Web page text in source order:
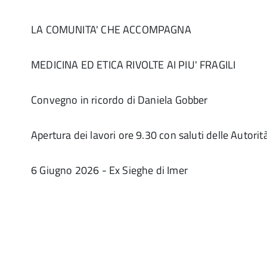
LA COMUNITA' CHE ACCOMPAGNA
MEDICINA ED ETICA RIVOLTE AI PIU' FRAGILI
Convegno in ricordo di Daniela Gobber
Apertura dei lavori ore 9.30 con saluti delle
6 Giugno 2026 - Ex Sieghe di Imer